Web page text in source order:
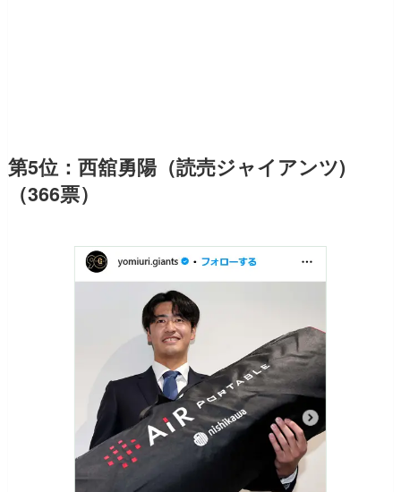
第5位：西舘勇陽（読売ジャイアンツ)
（366票）